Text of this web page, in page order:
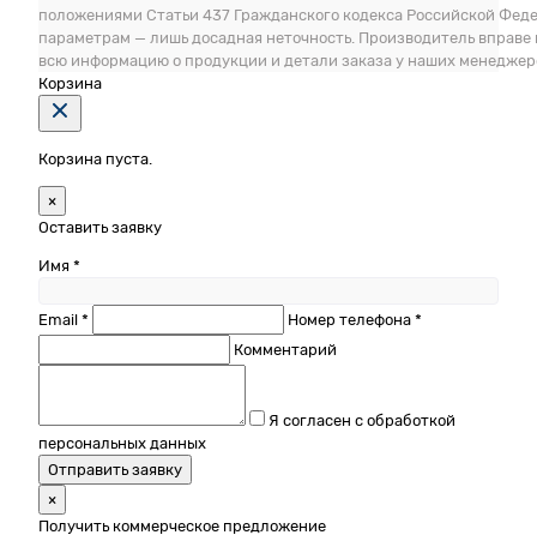
положениями Статьи 437 Гражданского кодекса Российской
параметрам — лишь досадная неточность. Производитель
всю информацию о продукции и детали заказа у наших
Корзина
Корзина пуста.
×
Оставить заявку
Имя *
Email *
Номер телефона *
Комментарий
Я согласен с обработкой
персональных данных
Отправить заявку
×
Получить коммерческое предложение